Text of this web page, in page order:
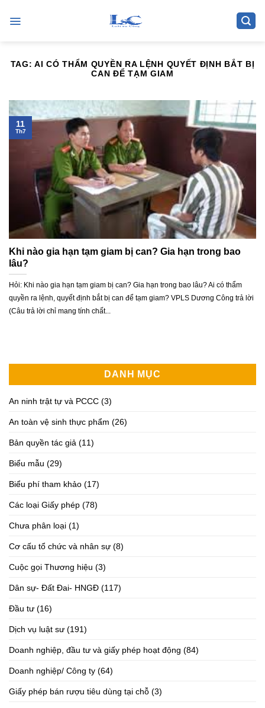
TAG:AI CÓ THẨM QUYỀN RA LỆNH QUYẾT ĐỊNH BẮT BỊ
CAN ĐỂ TẠM GIAM
Khi nào gia hạn tạm giam bị can? Gia hạn trong bao
lâu?
Hỏi: Khi nào gia hạn tạm giam bị can? Gia hạn trong bao lâu? Ai có thẩm
quyền ra lệnh, quyết định bắt bị can để tạm giam? VPLS Dương Công trả lời
(Câu trả lời chỉ mang tính chất...
11
Th7
DANH MỤC
An ninh trật tự và PCCC (3)
An toàn vệ sinh thực phẩm (26)
Bản quyền tác giả (11)
Biểu mẫu (29)
Biểu phí tham khảo (17)
Các loại Giấy phép (78)
Chưa phân loại (1)
Cơ cấu tổ chức và nhân sự (8)
Cuộc gọi Thương hiệu (3)
Dân sự- Đất Đai- HNGĐ (117)
Đầu tư (16)
Dịch vụ luật sư (191)
Doanh nghiệp, đầu tư và giấy phép hoạt động (84)
Doanh nghiệp/ Công ty (64)
Giấy phép bán rượu tiêu dùng tại chỗ (3)